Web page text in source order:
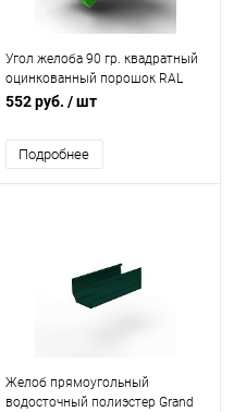
Угол желоба 90 гр. квадратный
оцинкованный порошок RAL
6018
552 руб. / шт
Подробнее
Желоб прямоугольный
водосточный полиэстер Grand